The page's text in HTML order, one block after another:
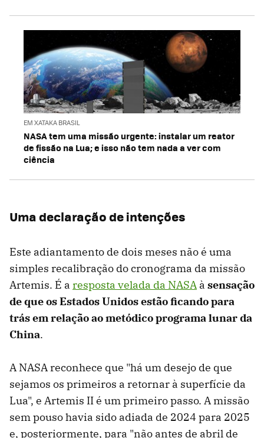
EM XATAKA BRASIL
NASA tem uma missão urgente: instalar um reator
de fissão na Lua; e isso não tem nada a ver com
ciência
Uma declaração de intenções
Este adiantamento de dois meses não é uma
simples recalibração do cronograma da missão
Artemis. É a resposta velada da NASA à sensação
de que os Estados Unidos estão ficando para
trás em relação ao metódico programa lunar da
China.
A NASA reconhece que "há um desejo de que
sejamos os primeiros a retornar à superfície da
Lua", e Artemis II é um primeiro passo. A missão
sem pouso havia sido adiada de 2024 para 2025
e, posteriormente, para "não antes de abril de